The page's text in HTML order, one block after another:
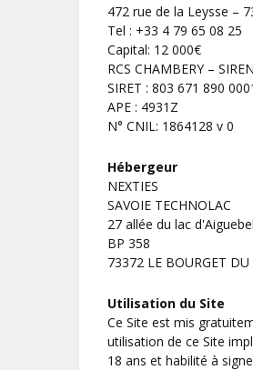
472 rue de la Leysse –
Tel : +33 4 79 65 08 25
Capital: 12 000€
RCS CHAMBERY –
SIRET : 803 671 890
APE : 4931Z
N° CNIL: 1864128 v 0
Hébergeur
NEXTIES
SAVOIE TECHNOLAC
27 allée du lac
BP 358
73372 LE BOURGET DU
Utilisation du Site
Ce Site est mis
utilisation de ce Site
18 ans et habilité à